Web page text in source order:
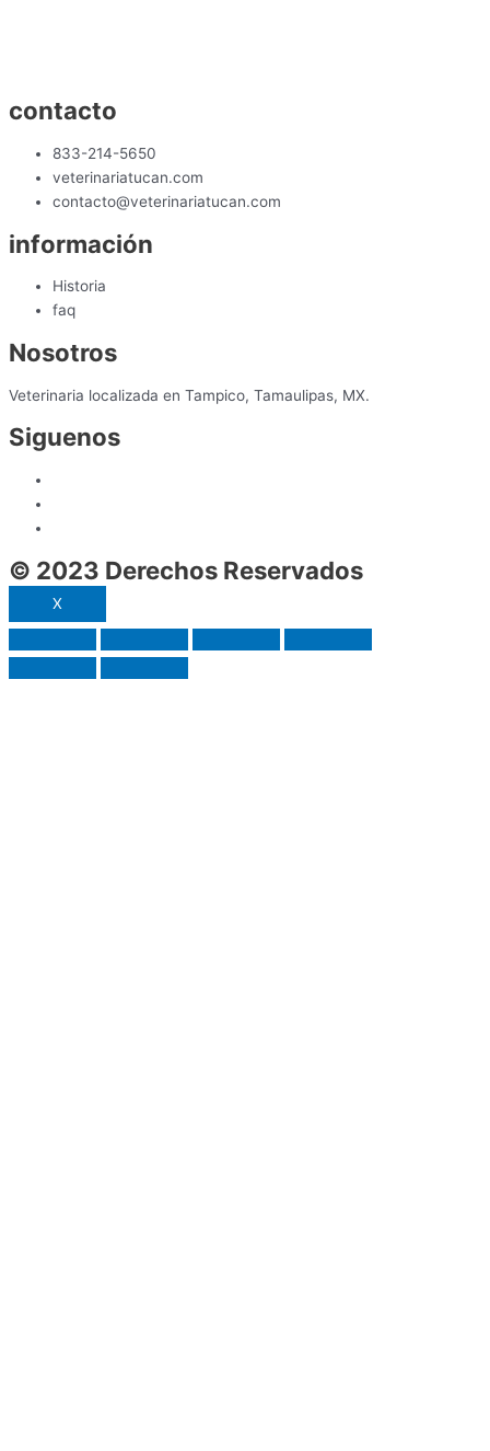
contacto
833-214-5650
veterinariatucan.com
contacto@veterinariatucan.com
información
Historia
faq
Nosotros
Veterinaria localizada en Tampico, Tamaulipas, MX.
Siguenos
© 2023 Derechos Reservados
X